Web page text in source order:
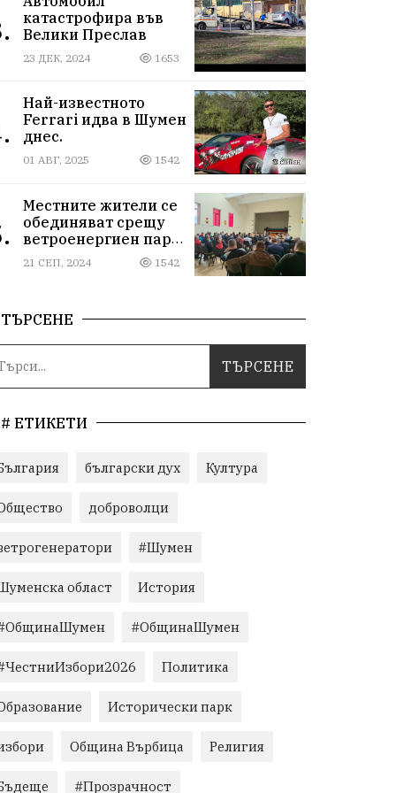
катастрофира във
Велики Преслав
23 ДЕК, 2024 1653
Най-известното
Ferrari идва в Шумен
днес.
01 АВГ, 2025 1542
Местните жители се
обединяват срещу
ветроенергиен парк
"Пет могили"
21 СЕП, 2024 1542
ТЪРСЕНЕ
# ЕТИКЕТИ
български дух Култура
доброволци
#Шумен
област История
#ОбщинаШумен
Политика
Исторически парк
Община Върбица Религия
#Прозрачност